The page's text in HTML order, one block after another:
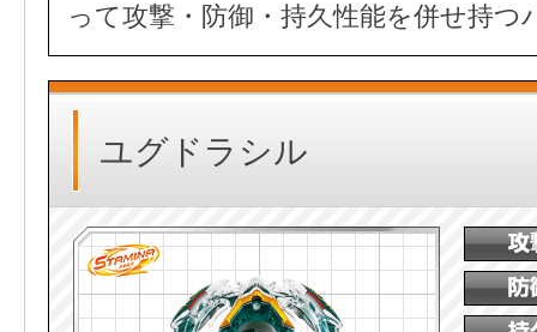
って攻撃・防御・持久性能を併せ持
ユグドラシル